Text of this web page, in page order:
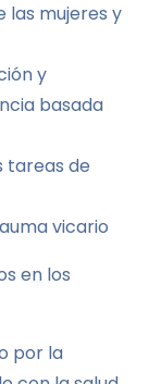
las mujeres y
y
basada
tareas de
vicario
en los
por la